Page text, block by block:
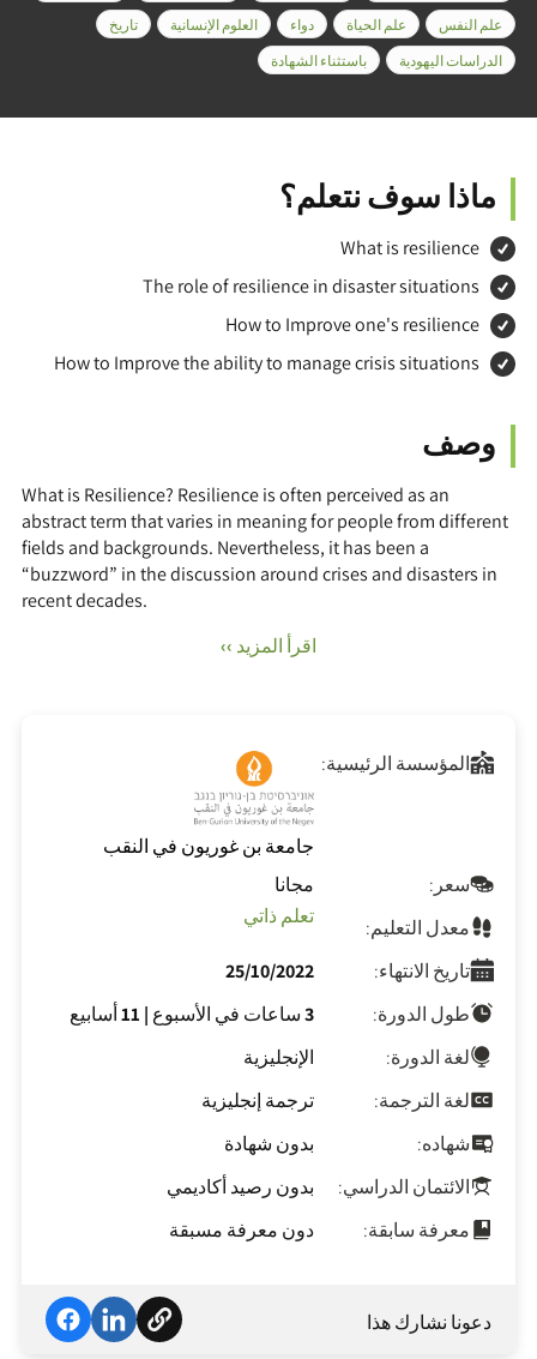
علم النفس علم الحياة دواء العلوم الإنسانية
تاريخ
الدراسات اليهودية
باستثناء الشهادة
ماذا سوف نتعلم؟
What is resilience
The role of resilience in disaster situations
How to Improve one's resilience
How to Improve the ability to manage crisis situations
وصف
What is Resilience? Resilience is often perceived as an
abstract term that varies in meaning for people from different
fields and backgrounds. Nevertheless, it has been a
“buzzword” in the discussion around crises and disasters in
recent decades.
اقرأ المزيد ››
المؤسسة الرئيسية:
جامعة بن غوريون في النقب
سعر:
مجانا
معدل التعليم:
تعلم ذاتي
تاريخ الانتهاء:
25/10/2022
طول الدورة:
3 ساعات في الأسبوع |
لغة الدورة:
الإنجليزية
لغة الترجمة:
ترجمة إنجليزية
شهاده:
بدون شهادة
الائتمان الدراسي:
بدون رصيد أكاديمي
معرفة سابقة:
دون معرفة مسبقة
دعونا نشارك هذا